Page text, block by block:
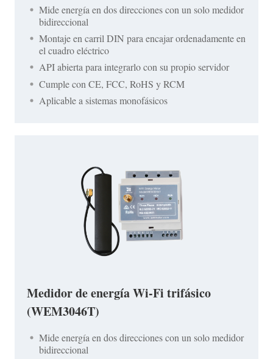
Mide energía en dos direcciones con un solo medidor
bidireccional
Montaje en carril DIN para encajar ordenadamente en
el cuadro eléctrico
API abierta para integrarlo con su propio servidor
Cumple con CE, FCC, RoHS y RCM
Aplicable a sistemas monofásicos
Medidor de energía Wi-Fi trifásico
(WEM3046T)
Mide energía en dos direcciones con un solo medidor
bidireccional